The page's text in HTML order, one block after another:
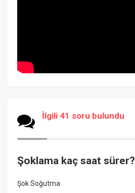
İlgili 41 soru bulundu
Şoklama kaç saat sürer?
Şok Soğutma